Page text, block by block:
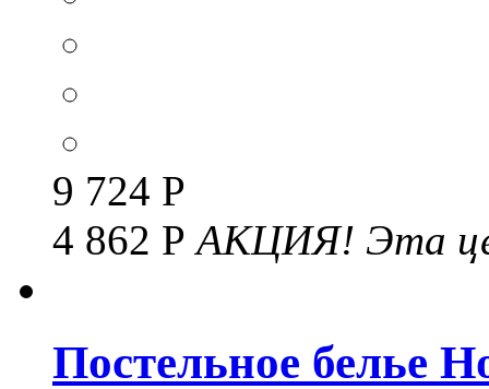
9 724 Р
4 862 РАКЦИЯ! Эта
Постельное белье